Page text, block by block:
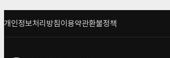
개인정보처리방침이용약관환불정책